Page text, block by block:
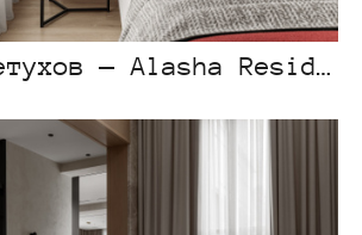
Дмитрий Петухов — Alasha Residence